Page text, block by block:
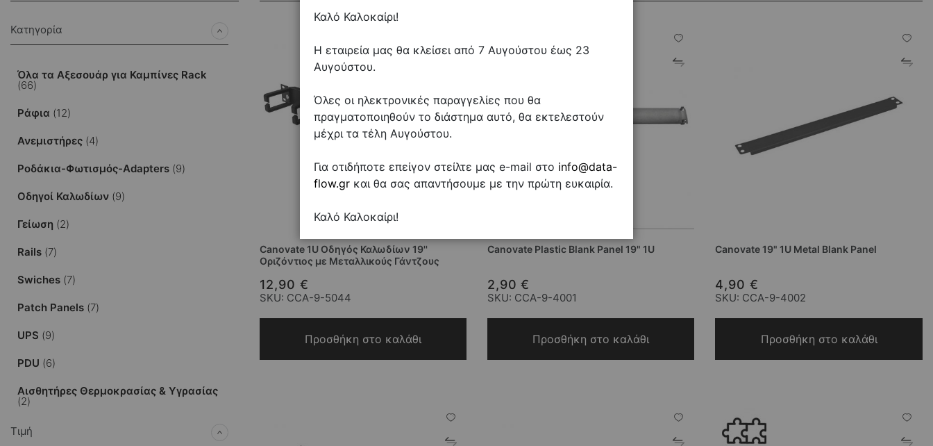
Canovate 1U Οδηγός Καλωδίων 19''
Οριζόντιος με Μεταλλικούς Γάντζους
12,90 €
SKU: CCA-9-5044
Προσθήκη στο καλάθι
Canovate Plastic Blank Panel 19" 1U
2,90 €
SKU: CCA-9-4001
Προσθήκη στο καλάθι
Canovate 19" 1U Metal Blank Panel
4,90 €
SKU: CCA-9-4002
Προσθήκη στο καλάθι
Κατηγορία
Όλα τα Αξεσουάρ για Καμπίνες Rack
66
στοιχεία
Ράφια 12
στοιχεία
Ανεμιστήρες 4
στοιχεία
Ροδάκια-Φωτισμός-Adapters 9
στοιχεία
Οδηγοί Καλωδίων 9
στοιχεία
Γείωση 2
στοιχεία
Rails 7
στοιχεία
Swiches 7
στοιχεία
Patch Panels 7
στοιχεία
UPS 9
στοιχεία
PDU 6
στοιχεία
Αισθητήρες Θερμοκρασίας & Υγρασίας
2
στοιχεία
Τιμή
Καλό Καλοκαίρι!
Η εταιρεία μας θα κλείσει από 7 Αυγούστου έως 23
Αυγούστου.
Όλες οι ηλεκτρονικές παραγγελίες που θα
πραγματοποιηθούν το διάστημα αυτό, θα εκτελεστούν
μέχρι τα τέλη Αυγούστου.
Για οτιδήποτε επείγον στείλτε μας e-mail στο info@data-
flow.gr και θα σας απαντήσουμε με την πρώτη ευκαιρία.
Καλό Καλοκαίρι!